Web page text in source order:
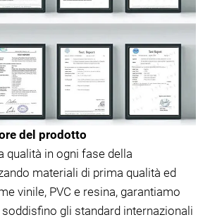
del prodotto
qualità in ogni fase della
materiali di prima qualità ed
vinile, PVC e resina, garantiamo
gli standard internazionali